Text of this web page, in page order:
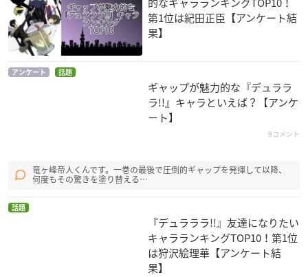
第1位は紀田正臣【アンケート結
果】
アンケート 話題
ギャップが魅力的な『デュララ
ラ!!』キャラといえば？【アンケ
ート】
9コメント
竜ヶ峰帝人くんです。一巻の最後で圧倒的ギャップを発揮して以降、
何度もその驚きを塗り替える…
話題
『デュラララ!!』友達になりたい
キャラランキングTOP10！第1位
は狩沢絵理華【アンケート結
果】